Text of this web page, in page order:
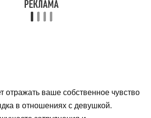
отражать ваше собственное чувство
в отношениях с девушкой.